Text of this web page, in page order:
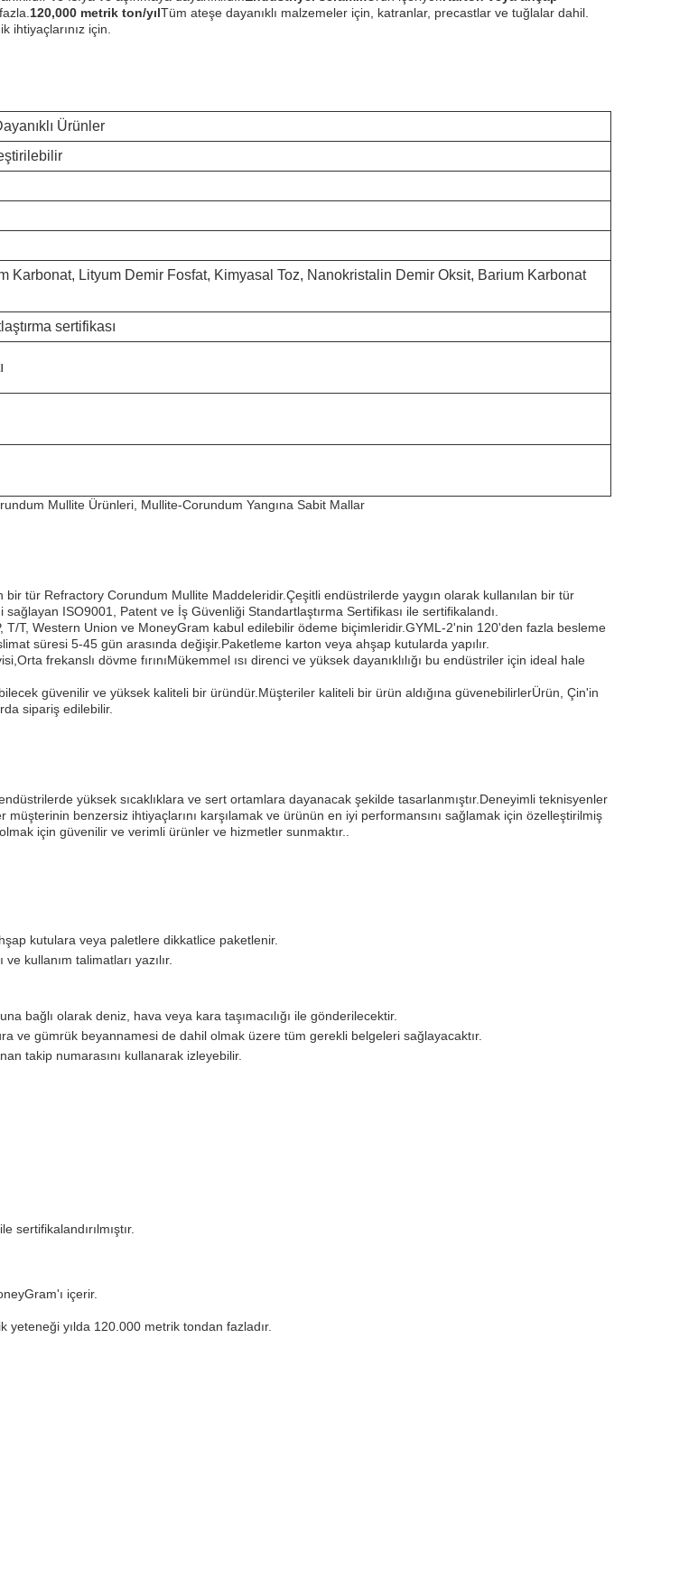
120,000 metrik ton/yılTüm ateşe dayanıklı malzemeler için, katranlar, precastlar ve tuğlalar dahil.
ihtiyaçlarınız için.
Ürünler
Karbonat, Lityum Demir Fosfat, Kimyasal Toz, Nanokristalin Demir Oksit, Barium Karbonat
sertifikası
Mullite Ürünleri, Mullite-Corundum Yangına Sabit Mallar
bir tür Refractory Corundum Mullite Maddeleridir.Çeşitli endüstrilerde yaygın olarak kullanılan bir tür
ISO9001, Patent ve İş Güvenliği Standartlaştırma Sertifikası ile sertifikalandı.
T, Western Union ve MoneyGram kabul edilebilir ödeme biçimleridir.GYML-2'nin 120'den fazla besleme
süresi 5-45 gün arasında değişir.Paketleme karton veya ahşap kutularda yapılır.
frekanslı dövme fırınıMükemmel ısı direnci ve yüksek dayanıklılığı bu endüstriler için ideal hale
güvenilir ve yüksek kaliteli bir üründür.Müşteriler kaliteli bir ürün aldığına güvenebilirlerÜrün, Çin'in
sipariş edilebilir.
yüksek sıcaklıklara ve sert ortamlara dayanacak şekilde tasarlanmıştır.Deneyimli teknisyenler
benzersiz ihtiyaçlarını karşılamak ve ürünün en iyi performansını sağlamak için özelleştirilmiş
için güvenilir ve verimli ürünler ve hizmetler sunmaktır..
kutulara veya paletlere dikkatlice paketlenir.
kullanım talimatları yazılır.
bağlı olarak deniz, hava veya kara taşımacılığı ile gönderilecektir.
ve gümrük beyannamesi de dahil olmak üzere tüm gerekli belgeleri sağlayacaktır.
takip numarasını kullanarak izleyebilir.
içerir.
yeteneği yılda 120.000 metrik tondan fazladır.